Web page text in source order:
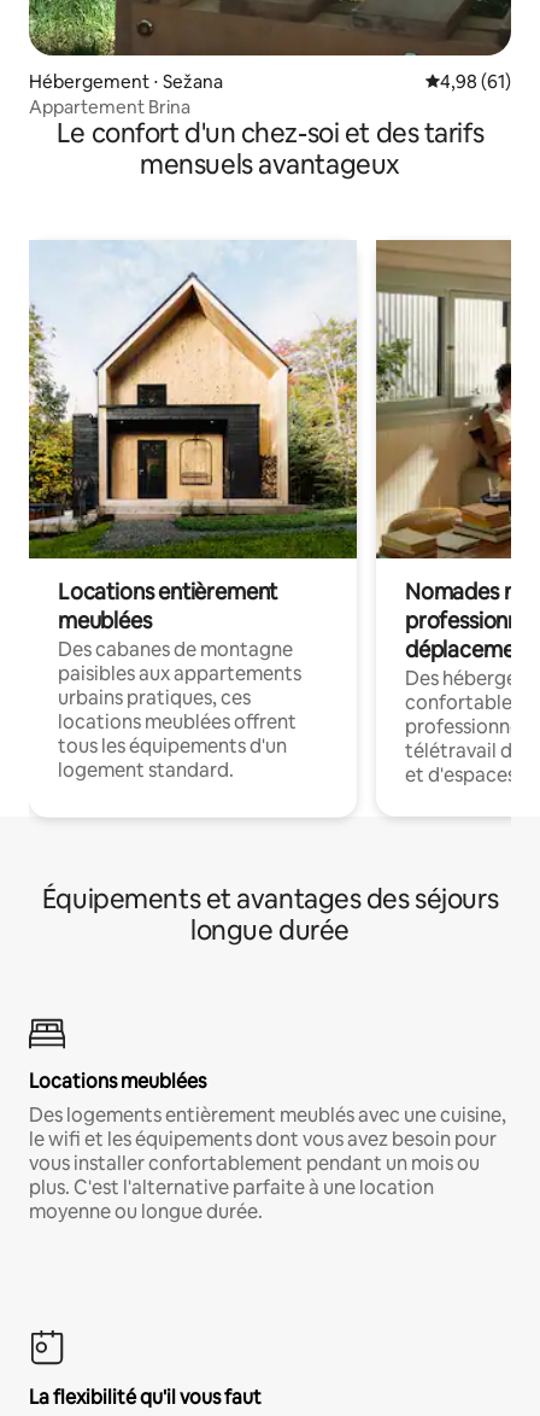
Hébergement ⋅ Sežana Évaluation
4,98 (61)
Appartement Brina
Le confort d'un chez-soi et des tarifs
mensuels avantageux
Locations entièrement
meublées
Des cabanes de montagne
paisibles aux appartements
urbains pratiques, ces
locations meublées offrent
tous les équipements d'un
logement standard.
Nomades
déplacement
Des
confortables
professionnels
télétravail
et d'espaces
Équipements et avantages des séjours
longue durée
Locations meublées
Des logements entièrement meublés avec une cuisine,
le wifi et les équipements dont vous avez besoin pour
vous installer confortablement pendant un mois ou
plus. C'est l'alternative parfaite à une location
moyenne ou longue durée.
La flexibilité qu'il vous faut